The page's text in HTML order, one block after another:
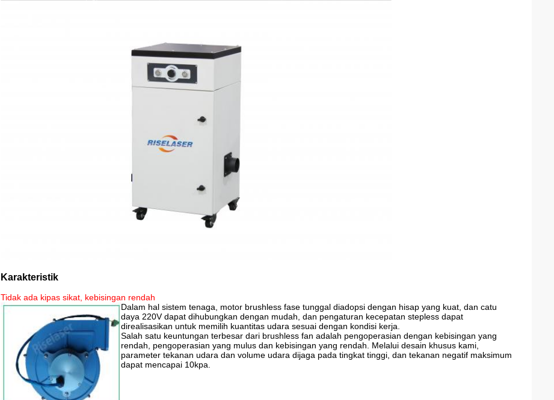
Karakteristik
Tidak ada kipas sikat, kebisingan rendah
Dalam hal sistem tenaga, motor brushless fase tunggal diadopsi dengan hisap yang kuat, dan catu
daya 220V dapat dihubungkan dengan mudah, dan pengaturan kecepatan stepless dapat
direalisasikan untuk memilih kuantitas udara sesuai dengan kondisi kerja.
Salah satu keuntungan terbesar dari brushless fan adalah pengoperasian dengan kebisingan yang
rendah, pengoperasian yang mulus dan kebisingan yang rendah. Melalui desain khusus kami,
parameter tekanan udara dan volume udara dijaga pada tingkat tinggi, dan tekanan negatif maksimum
dapat mencapai 10kpa.